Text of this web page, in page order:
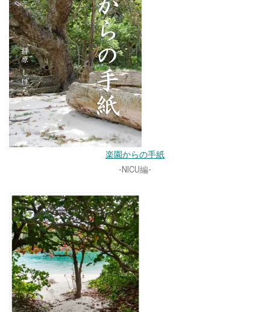
楽園からの手紙
-NICU編-